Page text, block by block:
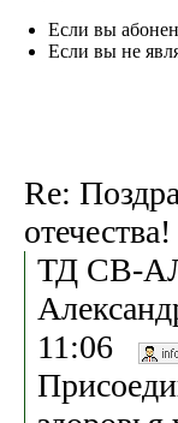
Если вы
Если вы не
Re:
отечества!
ТД СВ-
11:06